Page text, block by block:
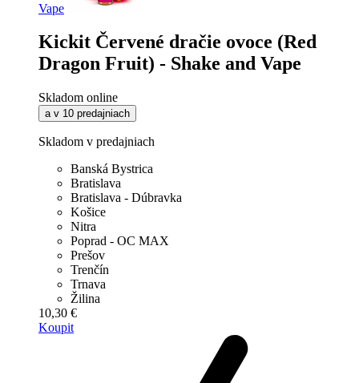
Vape
Kickit Červené dračie ovoce (Red
Dragon Fruit) - Shake and Vape
Skladom online
a v 10 predajniach
Skladom v predajniach
Banská Bystrica
Bratislava
Bratislava - Dúbravka
Košice
Nitra
Poprad - OC MAX
Prešov
Trenčín
Trnava
Žilina
10,30 €
Koupit